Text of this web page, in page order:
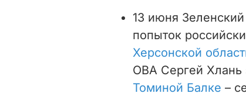
13 июня
попыток
Херсонской
ОВА Сергей Хлань
Томиной Балке –